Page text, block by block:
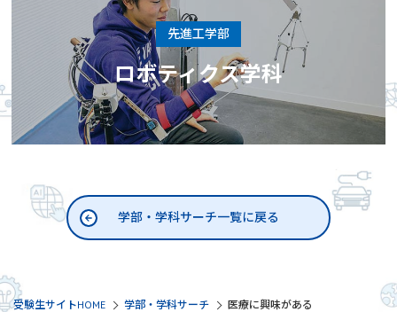
先進工学部
ロボティクス学科
学部・学科サーチ一覧に戻る
受験生サイトHOME 学部・学科サーチ 医療に興味がある